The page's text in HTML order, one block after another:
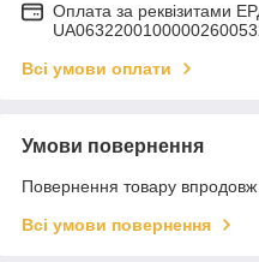
Оплата за реквізитами
Всі умови оплати
Умови повернення
Повернення товару впродовж
Всі умови повернення